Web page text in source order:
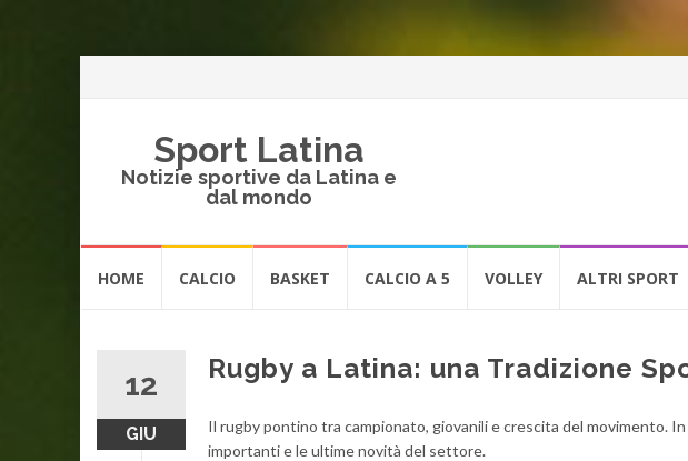
Sport Latina
Notizie sportive da Latina e
dal mondo
HOME CALCIO BASKET CALCIO A 5 VOLLEY ALTRI SPORT
12
GIU
Rugby a Latina: una Tradizione
Il rugby pontino tra campionato, giovanili e crescita del movimento.
importanti e le ultime novità del settore.